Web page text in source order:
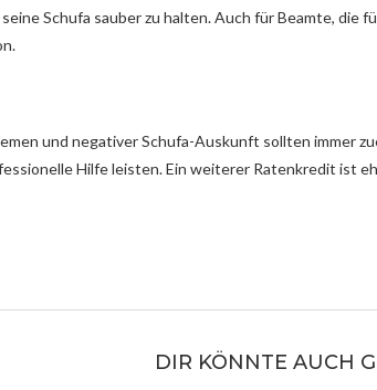
Schufa sauber zu halten. Auch für Beamte, die
und negativer Schufa-Auskunft sollten immer
Hilfe leisten. Ein weiterer Ratenkredit ist
DIR KÖNNTE AUCH